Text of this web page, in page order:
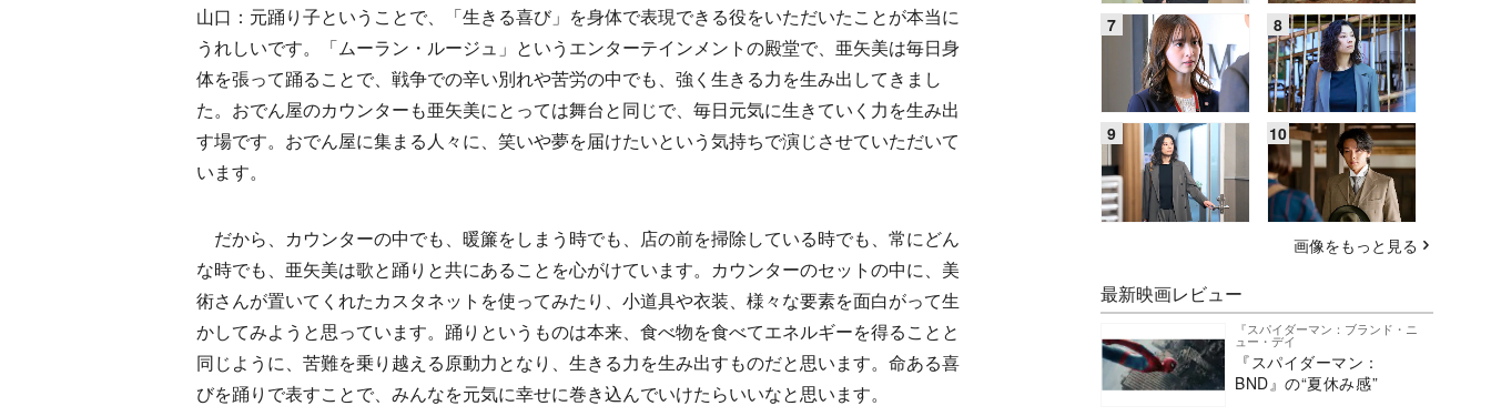
山口：元踊り子ということで、「生きる喜び」を身体で表現できる役をいただいたことが本当に
うれしいです。「ムーラン・ルージュ」というエンターテインメントの殿堂で、亜矢美は毎日身
体を張って踊ることで、戦争での辛い別れや苦労の中でも、強く生きる力を生み出してきまし
た。おでん屋のカウンターも亜矢美にとっては舞台と同じで、毎日元気に生きていく力を生み出
す場です。おでん屋に集まる人々に、笑いや夢を届けたいという気持ちで演じさせていただいて
います。
だから、カウンターの中でも、暖簾をしまう時でも、店の前を掃除している時でも、常にどん
な時でも、亜矢美は歌と踊りと共にあることを心がけています。カウンターのセットの中に、美
術さんが置いてくれたカスタネットを使ってみたり、小道具や衣装、様々な要素を面白がって生
かしてみようと思っています。踊りというものは本来、食べ物を食べてエネルギーを得ることと
同じように、苦難を乗り越える原動力となり、生きる力を生み出すものだと思います。命ある喜
びを踊りで表すことで、みんなを元気に幸せに巻き込んでいけたらいいなと思います。
画像をもっと見る
最新映画レビュー
『スパイダーマン：ブランド・ニ
ュー・デイ
『スパイダーマン：
BND』の“夏休み感”